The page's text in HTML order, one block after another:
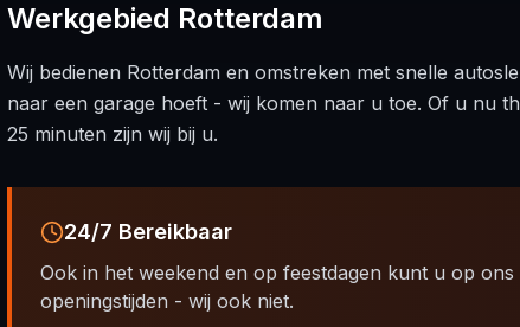
Werkgebied Rotterdam
Wij bedienen Rotterdam en omstreken met snelle
naar een garage hoeft - wij komen naar u toe. Of u nu
25 minuten zijn wij bij u.
24/7 Bereikbaar
Ook in het weekend en op feestdagen kunt u op
openingstijden - wij ook niet.